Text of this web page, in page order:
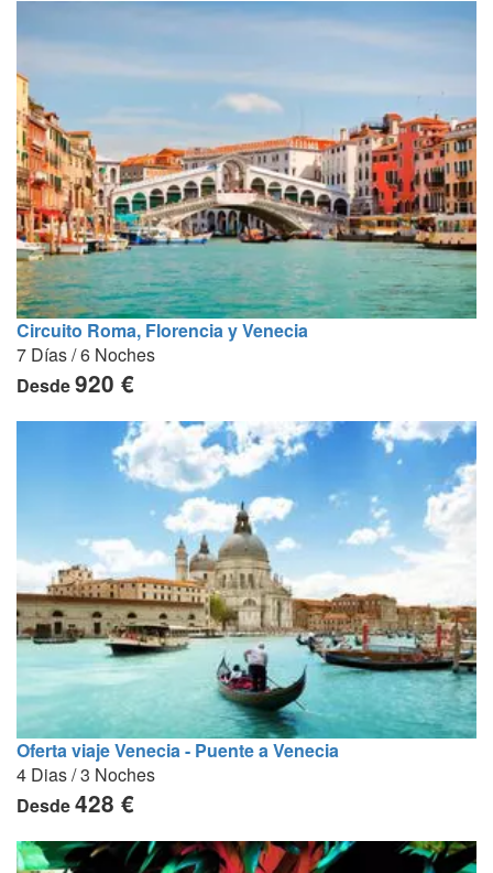
Circuito Roma, Florencia y Venecia
7 Días / 6 Noches
Desde920 €
Oferta viaje Venecia - Puente a Venecia
4 Dias / 3 Noches
Desde428 €